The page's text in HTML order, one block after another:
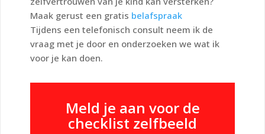
Maak gerust een gratis belafspraak
Tijdens een telefonisch consult neem ik de
vraag met je door en onderzoeken we wat ik
voor je kan doen.
Meld je aan voor de
checklist zelfbeeld